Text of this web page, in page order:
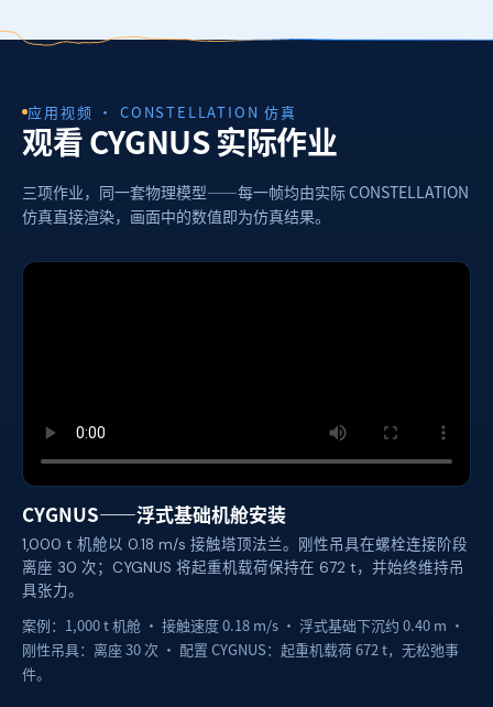
应用视频 · CONSTELLATION 仿真
观看 CYGNUS 实际作业
三项作业，同一套物理模型——每一帧均由实际 CONSTELLATION
仿真直接渲染，画面中的数值即为仿真结果。
CYGNUS——浮式基础机舱安装
1,000 t 机舱以 0.18 m/s 接触塔顶法兰。刚性吊具在螺栓连接阶段
离座 30 次；CYGNUS 将起重机载荷保持在 672 t，并始终维持吊
具张力。
案例：1,000 t 机舱 · 接触速度 0.18 m/s · 浮式基础下沉约 0.40 m ·
刚性吊具：离座 30 次 · 配置 CYGNUS：起重机载荷 672 t，无松弛事
件。